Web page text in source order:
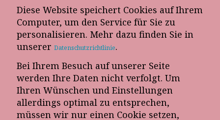
Diese Website speichert Cookies auf Ihrem
Computer, um den Service für Sie zu
personalisieren. Mehr dazu finden Sie in
unserer Datenschutzrichtlinie.
Bei Ihrem Besuch auf unserer Seite
werden Ihre Daten nicht verfolgt. Um
Ihren Wünschen und Einstellungen
allerdings optimal zu entsprechen,
müssen wir nur einen Cookie setzen,
E-Mail-Newsletter
Telefon-Termin